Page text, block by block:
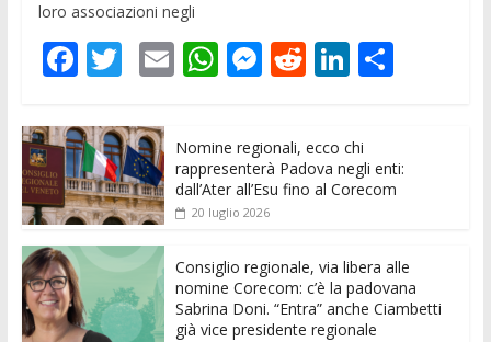
loro associazioni negli
F
e
b
o
o
k
T
itt
er
E
l
W
s
A
p
p
M
ss
e
n
er
R
di
t
Li
k
e
dI
C
di
vi
Nomine regionali, ecco chi
rappresenterà Padova negli enti:
dall’Ater all’Esu fino al Corecom
20 luglio 2026
Consiglio regionale, via libera alle
nomine Corecom: c’è la padovana
Sabrina Doni. “Entra” anche Ciambetti
già vice presidente regionale